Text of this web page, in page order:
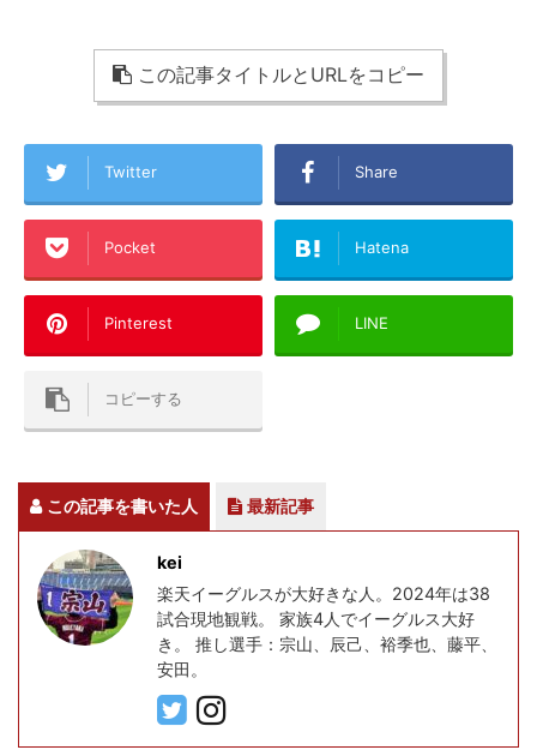
この記事タイトルとURLをコピー
Twitter Share
Pocket Hatena
Pinterest LINE
コピーする
この記事を書いた人 最新記事
kei
楽天イーグルスが大好きな人。2024年は38
試合現地観戦。 家族4人でイーグルス大好
き。 推し選手：宗山、辰己、裕季也、藤平、
安田。